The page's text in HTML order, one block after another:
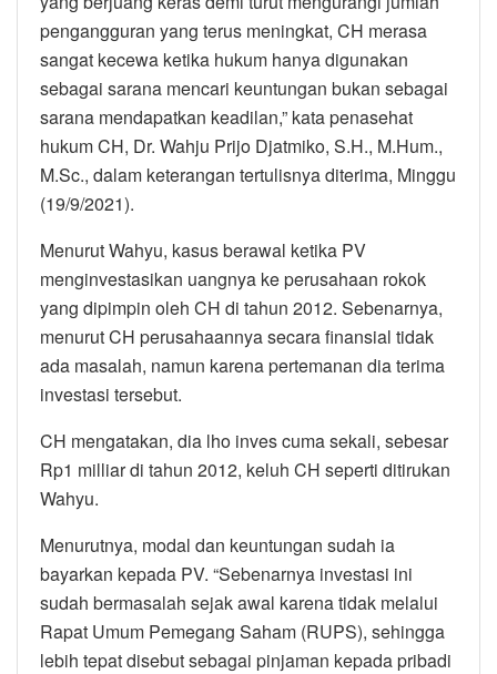
pengangguran yang terus meningkat, CH merasa
sangat kecewa ketika hukum hanya digunakan
sebagai sarana mencari keuntungan bukan sebagai
sarana mendapatkan keadilan,” kata penasehat
hukum CH, Dr. Wahju Prijo Djatmiko, S.H., M.Hum.,
M.Sc., dalam keterangan tertulisnya diterima, Minggu
(19/9/2021).
Menurut Wahyu, kasus berawal ketika PV
menginvestasikan uangnya ke perusahaan rokok
yang dipimpin oleh CH di tahun 2012. Sebenarnya,
menurut CH perusahaannya secara finansial tidak
ada masalah, namun karena pertemanan dia terima
investasi tersebut.
CH mengatakan, dia lho inves cuma sekali, sebesar
Rp1 milliar di tahun 2012, keluh CH seperti ditirukan
Wahyu.
Menurutnya, modal dan keuntungan sudah ia
bayarkan kepada PV. “Sebenarnya investasi ini
sudah bermasalah sejak awal karena tidak melalui
Rapat Umum Pemegang Saham (RUPS), sehingga
lebih tepat disebut sebagai pinjaman kepada pribadi